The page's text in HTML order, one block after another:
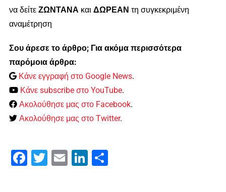
να δείτεΖΩΝΤΑΝΑ και ΔΩΡΕΑΝ τη συγκεκριμένη
αναμέτρηση
Σου άρεσε το άρθρο; Για ακόμα περισσότερα
παρόμοια άρθρα:
Κάνε εγγραφή στο Google News.
Κάνε subscribe στο YouTube.
Ακολούθησε μας στο Facebook.
Ακολούθησε μας στο Twitter.
Facebook
Twitter Email LinkedIn